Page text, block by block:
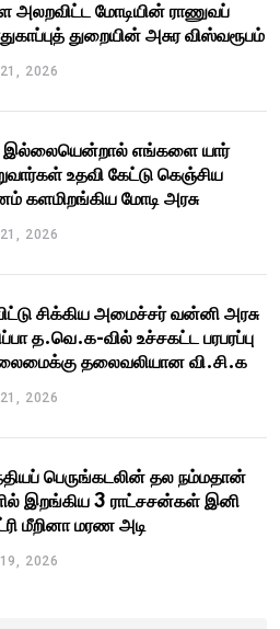
அலறவிட்ட மோடியின் ராணுவப்
துறையின் அசுர விஸ்வரூபம்
2026
இல்லையென்றால் எங்களை யார்
உதவி கேட்டு கெஞ்சிய
களமிறங்கிய மோடி அரசு
2026
சிக்கிய அமைச்சர் வன்னி அரசு
த.வெ.க-வில் உச்சகட்ட பரபரப்பு
தலைவலியான வி.சி.க
2026
பெருங்கடலின் தல நம்மதான்
3 ராட்சசன்கள் இனி
மீறினா மரண அடி
2026